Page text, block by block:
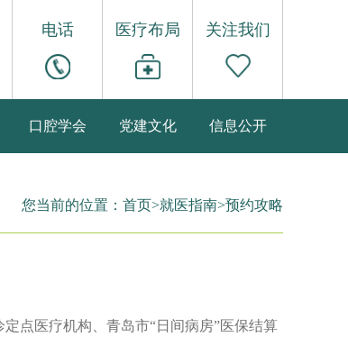
电话 医疗布局 关注我们
口腔学会 党建文化 信息公开
您当前的位置： 首页>就医指南>预约攻略
点医疗机构、青岛市“日间病房”医保结算